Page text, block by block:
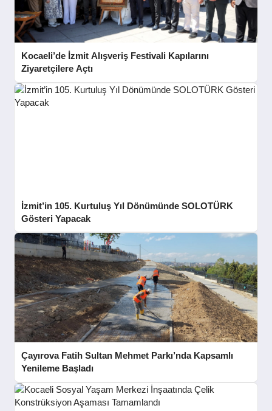
Kocaeli’de İzmit Alışveriş Festivali Kapılarını
Ziyaretçilere Açtı
İzmit’in 105. Kurtuluş Yıl Dönümünde SOLOTÜRK
Gösteri Yapacak
Çayırova Fatih Sultan Mehmet Parkı’nda Kapsamlı
Yenileme Başladı